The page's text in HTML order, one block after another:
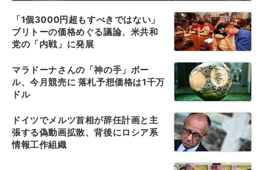
「1個3000円超もすべきではない」
ブリトーの価格めぐる議論、米共和
党の「内戦」に発展
マラドーナさんの「神の手」ボー
ル、今月競売に 落札予想価格は1千万
ドル
ドイツでメルツ首相が辞任計画と主
張する偽動画拡散、背後にロシア系
情報工作組織